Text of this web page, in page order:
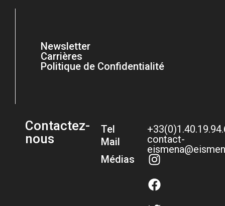
Newsletter
Carrières
Politique de Confidentialité
Contactez-
nous
Tel
Mail
Médias
contact-